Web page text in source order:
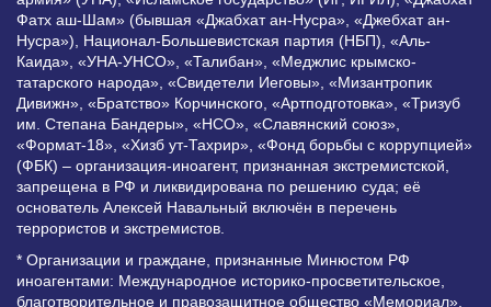
Фатх аш-Шам» (бывшая «Джабхат ан-Нусра», «Джебхат ан-
Нусра»), Национал-Большевистская партия (НБП), «Аль-
Каида», «УНА-УНСО», «Талибан», «Меджлис крымско-
татарского народа», «Свидетели Иеговы», «Мизантропик
Дивижн», «Братство» Корчинского, «Артподготовка», «Тризуб
им. Степана Бандеры», «НСО», «Славянский союз»,
«Формат-18», «Хизб ут-Тахрир», «Фонд борьбы с коррупцией»
(ФБК) – организация-иноагент, признанная экстремистской,
запрещена в РФ и ликвидирована по решению суда; её
основатель Алексей Навальный включён в перечень
террористов и экстремистов.
* Организации и граждане, признанные Минюстом РФ
иноагентами: Международное историко-просветительское,
благотворительное и правозащитное общество «Мемориал»,